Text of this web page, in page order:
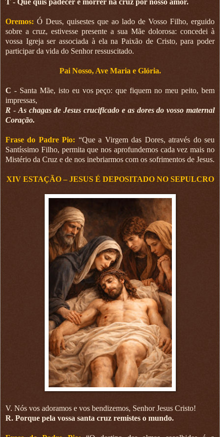
Oremos: Ó Deus, quisestes que ao lado de Vosso Filho, erguido
sobre a cruz, estivesse presente a sua Mãe dolorosa: concedei à
vossa Igreja ser associada à ela na Paixão de Cristo, para poder
participar da vida do Senhor ressuscitado.
Pai Nosso, Ave Maria e Glória.
C - Santa Mãe, isto eu vos peço: que fiquem no meu peito, bem
impressas,
R - As chagas de Jesus crucificado e as dores do vosso maternal
Coração.
Frase do Padre Pio: “Que a Virgem das Dores, através do seu
Santíssimo Filho, permita que nos aprofundemos cada vez mais no
Mistério da Cruz e de nos inebriarmos com os sofrimentos de Jesus.
XIV ESTAÇÃO – JESUS É DEPOSITADO NO SEPULCRO
V. Nós vos adoramos e vos bendizemos, Senhor Jesus Cristo!
R. Porque pela vossa santa cruz remistes o mundo.